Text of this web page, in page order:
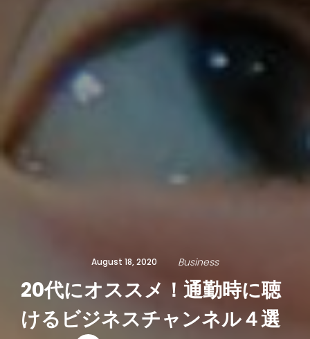
August 18, 2020 Business
20代にオススメ！通勤時に聴
けるビジネスチャンネル４選